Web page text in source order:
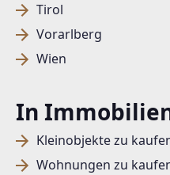
Tirol
Vorarlberg
Wien
In
Kleinobjekte zu
Wohnungen zu